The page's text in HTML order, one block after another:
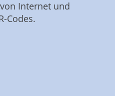
Internet und
Codes.